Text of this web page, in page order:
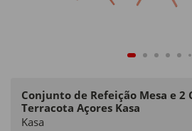
Conjunto de Refeição Mesa e 2
Terracota Açores Kasa
Kasa